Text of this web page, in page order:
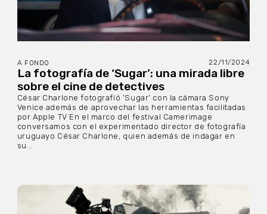
A FONDO 22/11/2024
La fotografía de ‘Sugar’: una mirada libre
sobre el cine de detectives
César Charlone fotografió ‘Sugar’ con la cámara Sony
Venice además de aprovechar las herramientas facilitadas
por Apple TV En el marco del festival Camerimage
conversamos con el experimentado director de fotografía
uruguayo César Charlone, quien además de indagar en
su...